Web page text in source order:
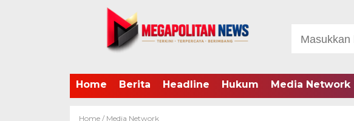
Home Berita Headline Hukum Media Network
Home / Media Network